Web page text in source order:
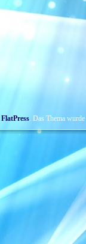
FlatPress. Das Thema